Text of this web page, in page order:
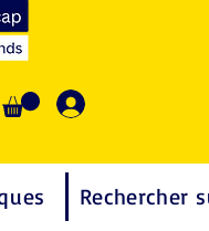
Rechercher